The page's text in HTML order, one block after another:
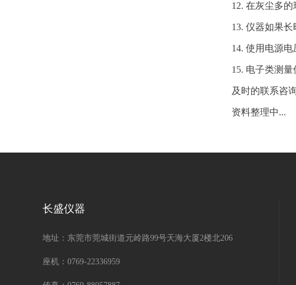
12. 在灰尘多
13. 仪器如果长
14. 使用电源电
15. 电子类测
及时的联系咨
资料整理中...
长盛仪器
地址：东莞市莞城街道元岭路99号天海大厦2楼北206
座机：0769-22336959